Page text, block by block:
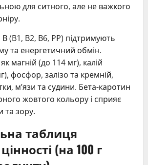
для ситного, але не важкого
В (B1, B2, B6, PP) підтримують
та енергетичний обмін.
магній (до 114 мг), калій
фосфор, залізо та кремній,
м’язи та судини. Бета-каротин
жовтого кольору і сприяє
та зору.
таблиця
(на 100 г